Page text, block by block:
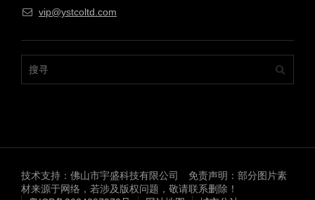
vip@ystcoltd.com
技术支持：佛山市宇盛科技有限公司 免责声明：部分图片素
材来源于网络，若涉及版权问题，敬请联系删除！